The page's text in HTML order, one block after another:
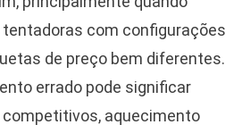
com configurações
de preço bem diferentes.
errado pode significar
aquecimento